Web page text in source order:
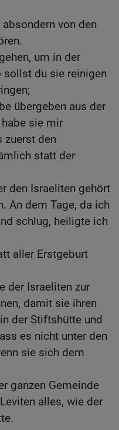
von den
um in der
sollst du sie reinigen
übergeben aus der
sie mir
zuerst den
statt der
den Israeliten gehört
An dem Tage, da ich
schlug, heiligte ich
aller Erstgeburt
der Israeliten zur
damit sie ihren
der Stiftshütte und
es nicht unter den
sie sich dem
ganzen Gemeinde
alles, wie der